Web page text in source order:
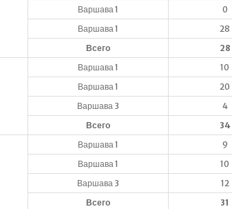
Варшава 1 0
Варшава 1 28
Всего 28
Варшава 1 10
Варшава 1 20
Варшава 3 4
Всего 34
Варшава 1 9
Варшава 1 10
Варшава 3 12
Всего 31